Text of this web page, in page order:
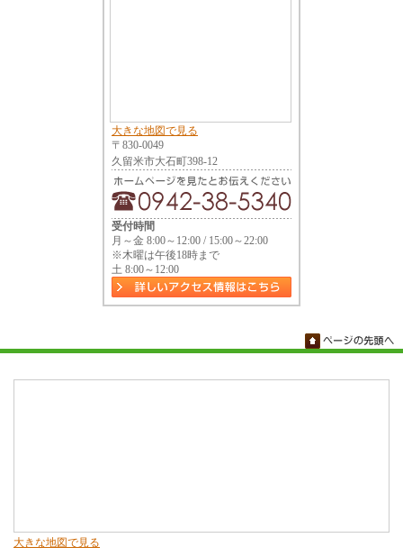
大きな地図で見る
〒830-0049
久留米市大石町398-12
受付時間
月～金 8:00～12:00 / 15:00～22:00
※木曜は午後18時まで
土 8:00～12:00
大きな地図で見る